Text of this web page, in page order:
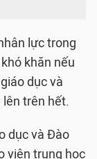
lực trong
khăn nếu
dục và
lên trên hết.
dục và Đào
viên trung học